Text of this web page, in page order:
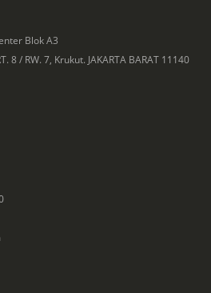
Blok A3
8 / RW. 7, Krukut. JAKARTA BARAT 11140